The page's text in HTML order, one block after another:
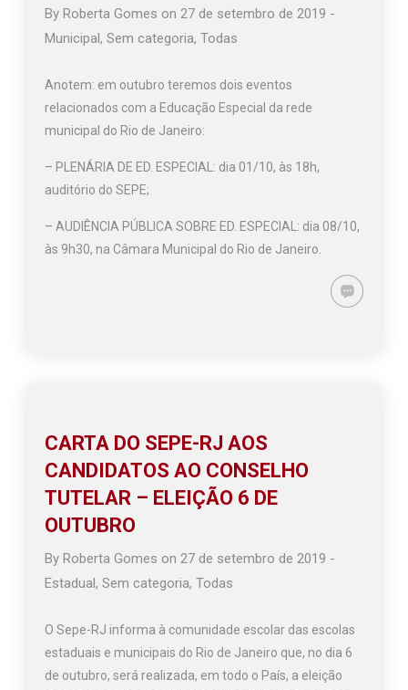
ByRoberta Gomes on27 de setembro de 2019 -
Municipal,Sem categoria,Todas
Anotem: em outubro teremos dois eventos
relacionados com a Educação Especial da rede
municipal do Rio de Janeiro:
– PLENÁRIA DE ED. ESPECIAL: dia 01/10, às 18h,
auditório do SEPE;
– AUDIÊNCIA PÚBLICA SOBRE ED. ESPECIAL: dia 08/10,
às 9h30, na Câmara Municipal do Rio de Janeiro.
CARTA DO SEPE-RJ AOS
CANDIDATOS AO CONSELHO
TUTELAR – ELEIÇÃO 6 DE
OUTUBRO
ByRoberta Gomes on27 de setembro de 2019 -
Estadual,Sem categoria,Todas
O Sepe-RJ informa à comunidade escolar das escolas
estaduais e municipais do Rio de Janeiro que, no dia 6
de outubro, será realizada, em todo o País, a eleição